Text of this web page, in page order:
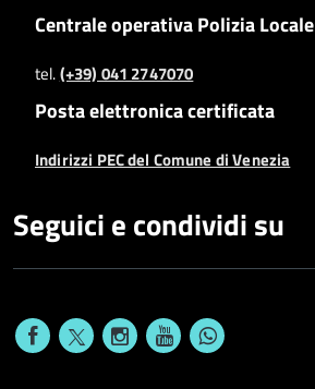
Centrale operativa Polizia Locale
tel.(+39) 041 2747070
Posta elettronica certificata
Indirizzi PEC del Comune di Venezia
Seguici e condividi su